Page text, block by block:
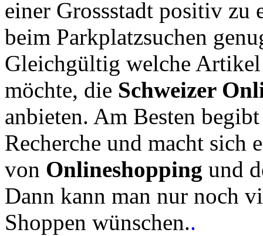
einer Grossstadt positiv zu
beim Parkplatzsuchen
Gleichgültig welche Artikel
möchte, die Schweizer
anbieten. Am Besten
Recherche und macht sich
von Onlineshopping und
Dann kann man nur noch
Shoppen wünschen..